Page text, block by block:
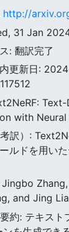
http://
31 Jan
: 翻訳完了
更新日:
with
訳）:
ルドを用い
and Jing
約: テキスト